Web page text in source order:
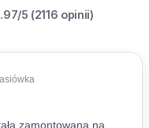
5 (2116 opinii)